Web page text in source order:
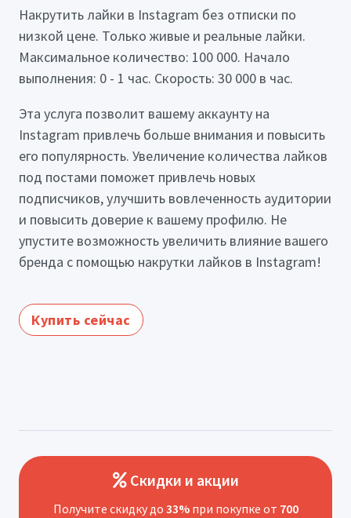
Накрутить лайки в Instagram без отписки по
низкой цене. Только живые и реальные лайки.
Максимальное количество: 100 000. Начало
выполнения: 0 - 1 час. Скорость: 30 000 в час.
Эта услуга позволит вашему аккаунту на
Instagram привлечь больше внимания и повысить
его популярность. Увеличение количества лайков
под постами поможет привлечь новых
подписчиков, улучшить вовлеченность аудитории
и повысить доверие к вашему профилю. Не
упустите возможность увеличить влияние вашего
бренда с помощью накрутки лайков в Instagram!
Купить сейчас
Скидки и акции
Получите скидку до 33%при покупке от 700